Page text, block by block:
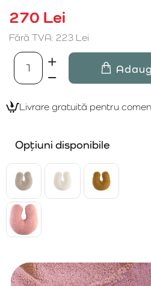
270 Lei
Fără TVA: 223 Lei
Livrare gratuită pentru
Opțiuni disponibile